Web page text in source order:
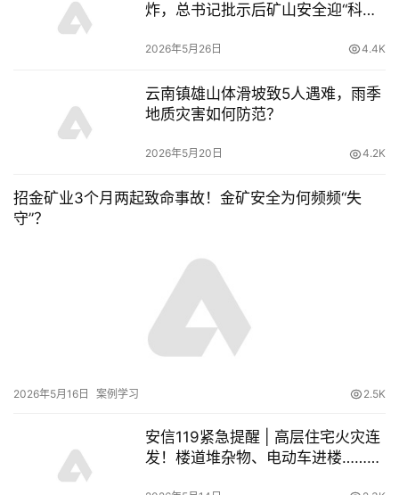
炸，总书记批示后矿山安全迎“科技
2026年5月26日 4.4K
云南镇雄山体滑坡致5人遇难，雨季
地质灾害如何防范？
2026年5月20日 4.2K
招金矿业3个月两起致命事故！金矿安全为何频频“失
守”？
2026年5月16日 案例学习 2.5K
安信119紧急提醒 | 高层住宅火灾连
发！楼道堆杂物、电动车进楼……这